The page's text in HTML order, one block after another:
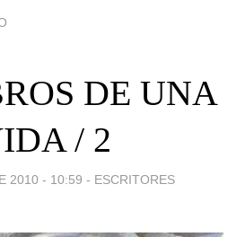
DE UNA
/ 2
2010 - 10:59 - ESCRITORES